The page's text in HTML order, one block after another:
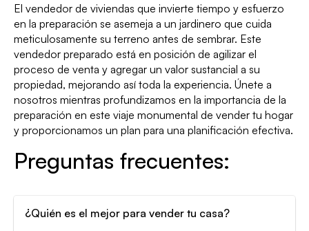
El vendedor de viviendas que invierte tiempo y esfuerzo
en la preparación se asemeja a un jardinero que cuida
meticulosamente su terreno antes de sembrar. Este
vendedor preparado está en posición de agilizar el
proceso de venta y agregar un valor sustancial a su
propiedad, mejorando así toda la experiencia. Únete a
nosotros mientras profundizamos en la importancia de la
preparación en este viaje monumental de vender tu hogar
y proporcionamos un plan para una planificación efectiva.
Preguntas frecuentes:
¿Quién es el mejor para vender tu casa?